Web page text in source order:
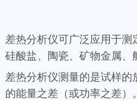
差热分析仪可广泛应用于测
硅酸盐、陶瓷、矿物金属、
差热分析仪测量的是试样
的能量之差（或功率之差）。